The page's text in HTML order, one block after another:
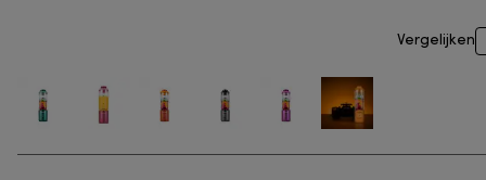
Vergelijken